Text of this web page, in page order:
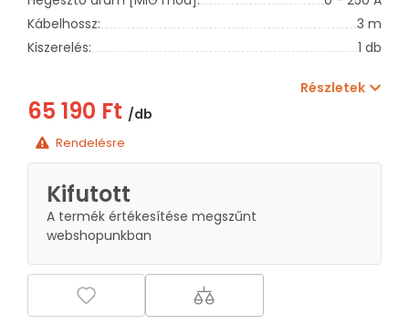
Kábelhossz:
3 m
Kiszerelés:
1 db
Részletek
65 190 Ft /db
Rendelésre
Kifutott
A termék értékesítése megszűnt
webshopunkban